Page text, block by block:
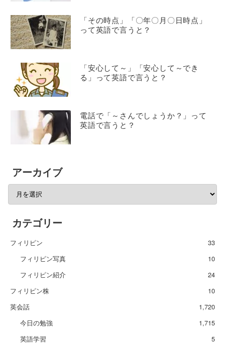
「その時点」「〇年〇月〇日時点」
って英語で言うと？
「安心して～」「安心して～でき
る」って英語で言うと？
電話で「～さんでしょうか？」って
英語で言うと？
アーカイブ
カテゴリー
フィリピン
33
フィリピン写真
10
フィリピン紹介
24
フィリピン株
10
英会話
1,720
今日の勉強
1,715
英語学習
5